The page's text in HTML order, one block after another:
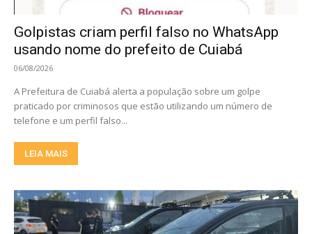
Golpistas criam perfil falso no WhatsApp
usando nome do prefeito de Cuiabá
06/08/2026
A Prefeitura de Cuiabá alerta a população sobre um golpe
praticado por criminosos que estão utilizando um número de
telefone e um perfil falso...
LEIA MAIS